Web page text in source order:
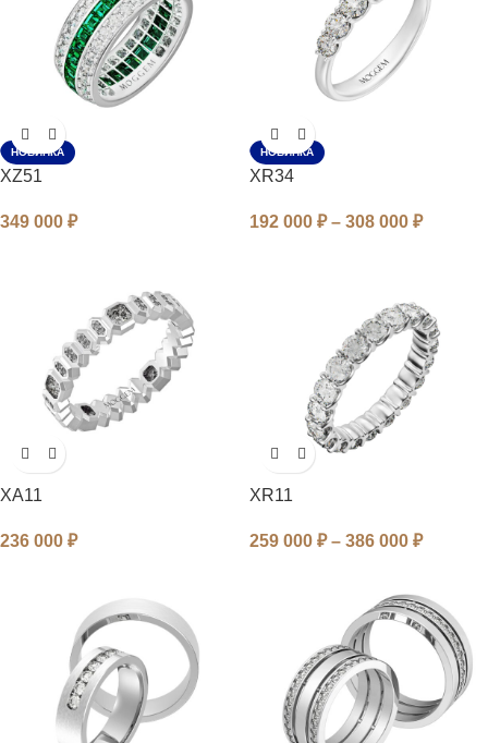
НОВИНКА
XZ51
349 000 ₽
НОВИНКА
XR34
192 000 ₽ – 308 000 ₽
XA11
236 000 ₽
XR11
259 000 ₽ – 386 000 ₽